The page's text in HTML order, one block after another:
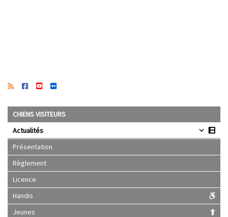
CHIENS VISITEURS
Actualités
Présentation
Règlement
Licence
Handis
Jeunes